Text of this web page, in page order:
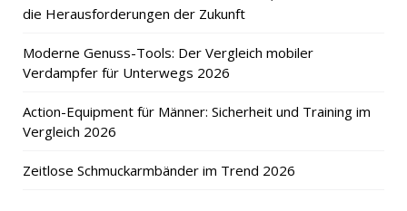
die Herausforderungen der Zukunft
Moderne Genuss-Tools: Der Vergleich mobiler
Verdampfer für Unterwegs 2026
Action-Equipment für Männer: Sicherheit und Training im
Vergleich 2026
Zeitlose Schmuckarmbänder im Trend 2026